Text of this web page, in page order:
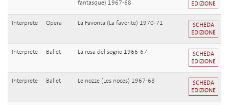
fantasque) 1967-68
EDIZIONE
Interprete Opera La Favorita (La favorite) 1970-71
SCHEDA
EDIZIONE
Interprete Ballet La rosa del sogno 1966-67
SCHEDA
EDIZIONE
Interprete Ballet Le nozze (Les noces) 1967-68
SCHEDA
EDIZIONE